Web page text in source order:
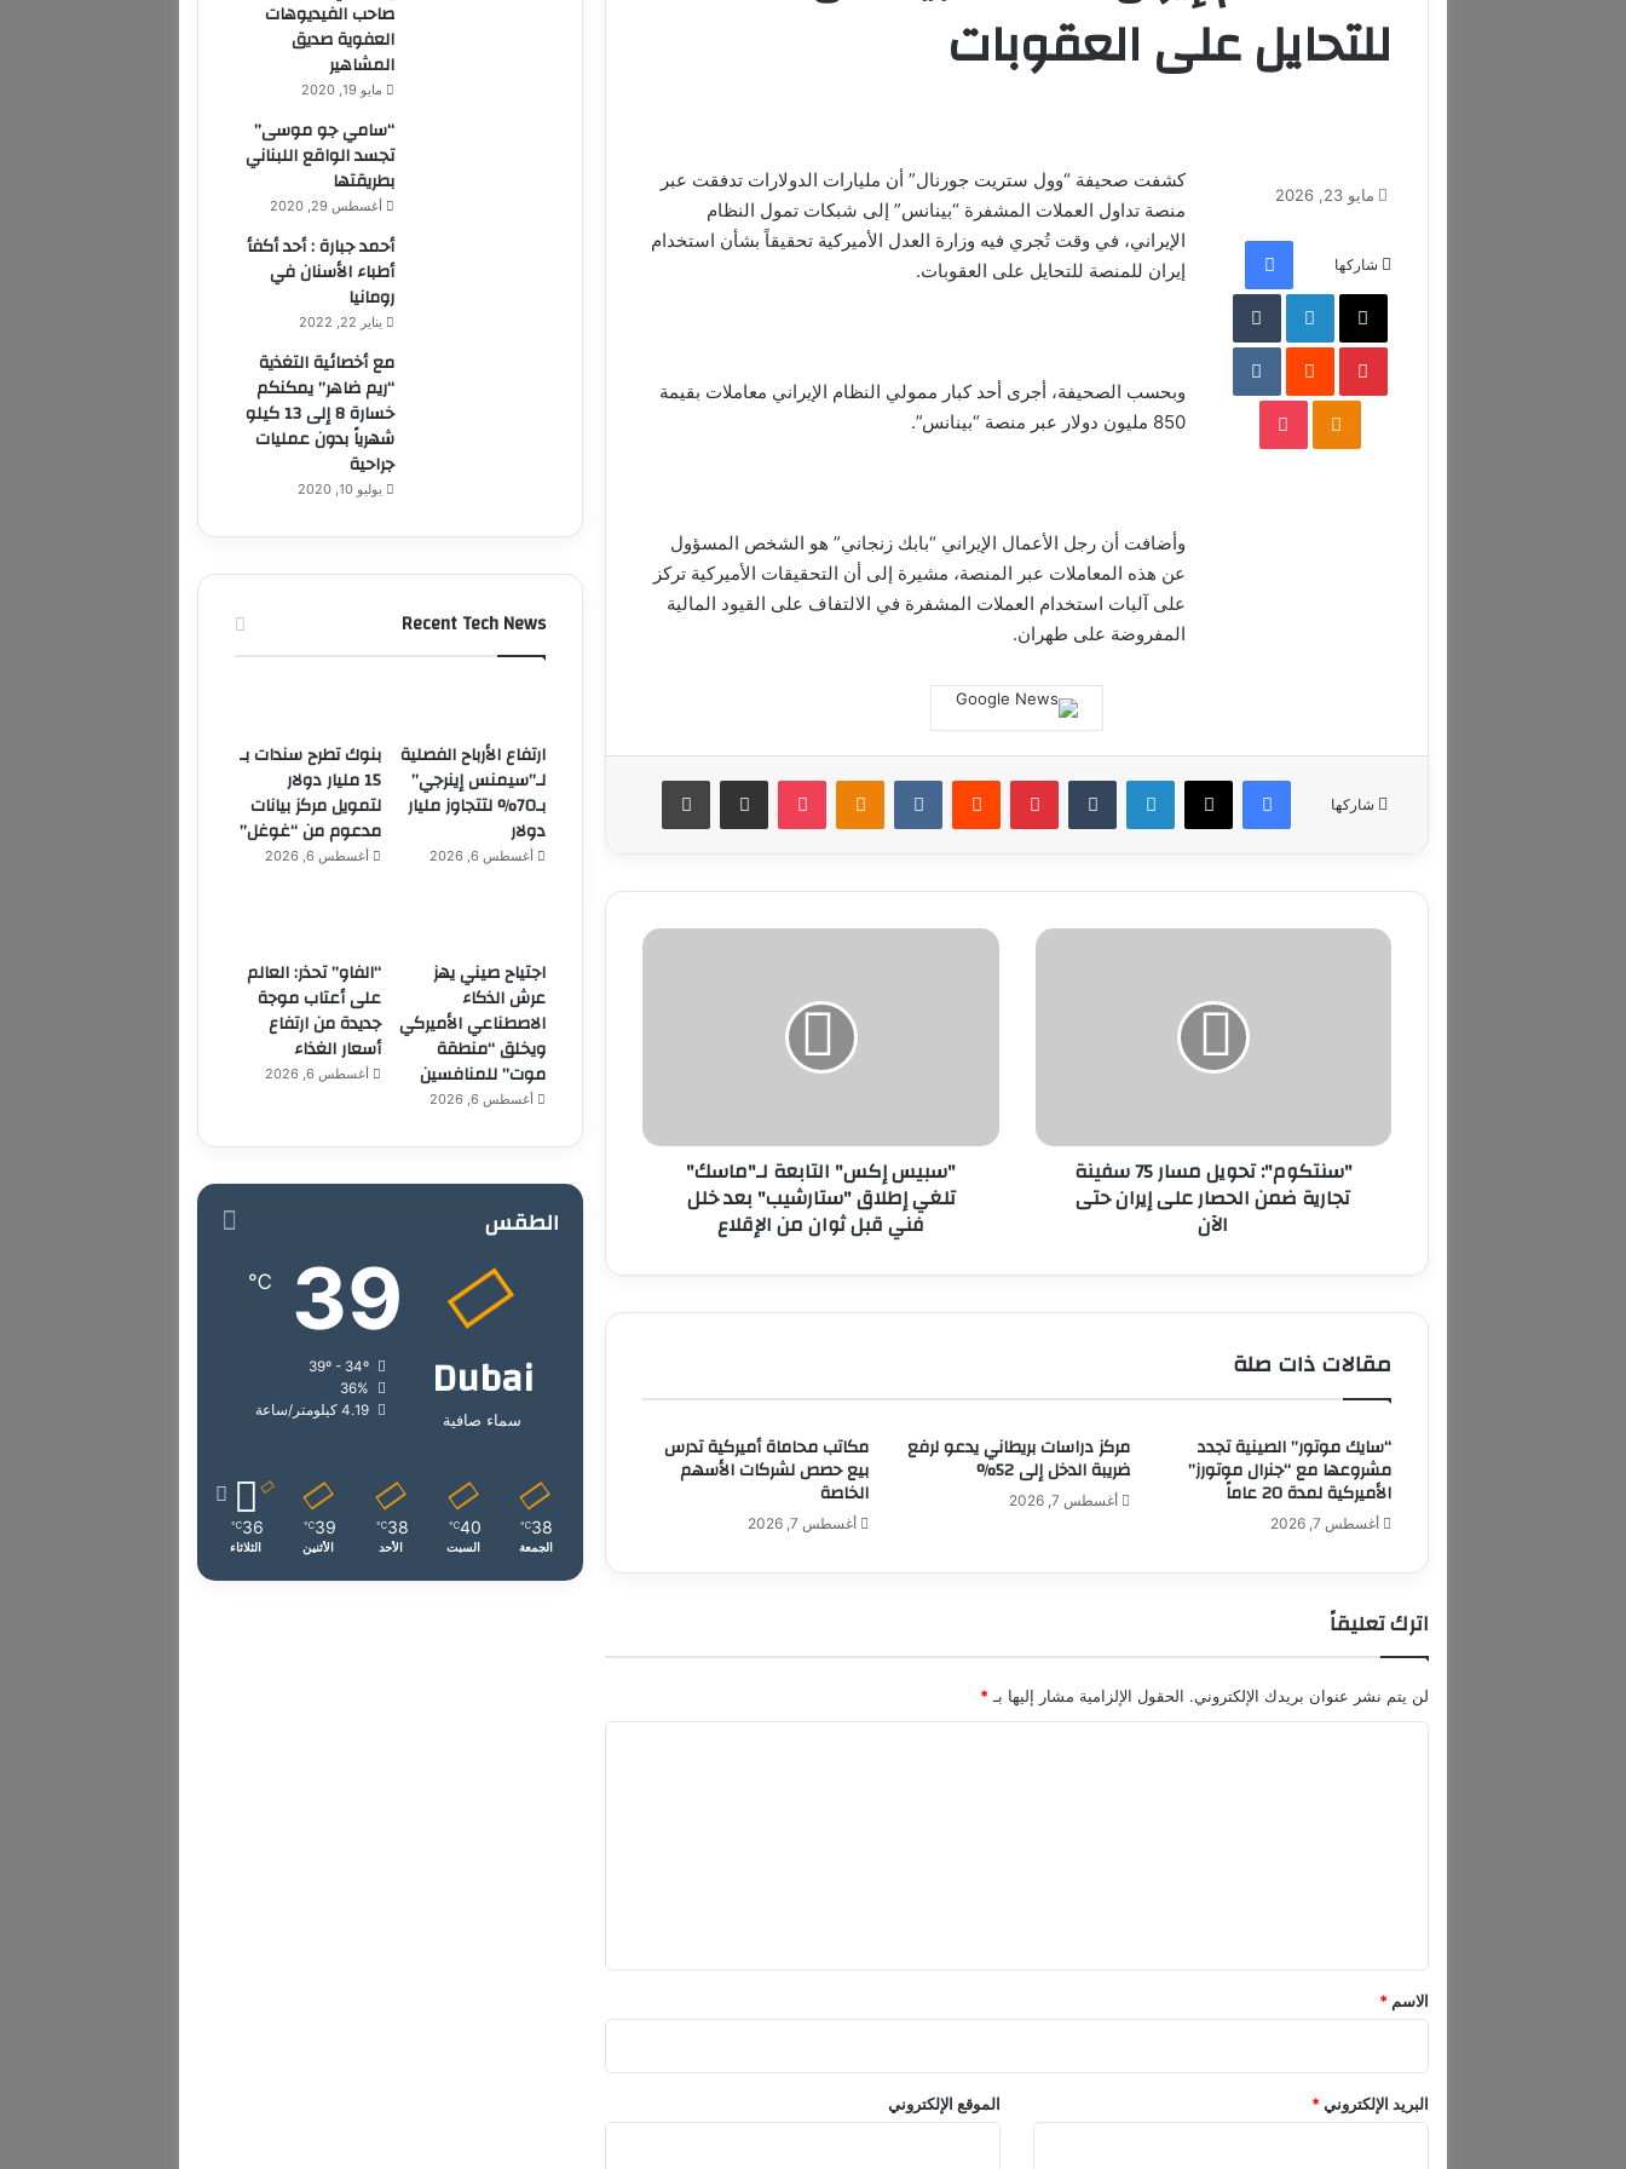
للتحايل على العقوبات
كشفت صحيفة “وول ستريت جورنال” أن مليارات الدولارات تدفقت عبر
منصة تداول العملات المشفرة “بينانس” إلى شبكات تمول النظام
الإيراني، في وقت تُجري فيه وزارة العدل الأميركية تحقيقاً بشأن استخدام
إيران للمنصة للتحايل على العقوبات.
وبحسب الصحيفة، أجرى أحد كبار ممولي النظام الإيراني معاملات بقيمة
850 مليون دولار عبر منصة “بينانس”.
وأضافت أن رجل الأعمال الإيراني “بابك زنجاني” هو الشخص المسؤول
عن هذه المعاملات عبر المنصة، مشيرة إلى أن التحقيقات الأميركية تركز
على آليات استخدام العملات المشفرة في الالتفاف على القيود المالية
المفروضة على طهران.
مايو 23, 2026
شاركها
فيسبوك
‫X لينكدإن ‏Tumblr
بينتيريست
‏Reddit
‏VKontakte
Odnoklassniki
‫Pocket
شاركها
فيسبوك ‫X لينكدإن ‏Tumblr بينتيريست
‏Reddit
‏VKontakte
Odnoklassniki
‫Pocket مشاركة عبر البريد طباعة
"سنتكوم":
على
"سنتكوم": تحويل مسار 75 سفينة
تجارية ضمن الحصار على إيران حتى
الآن
"سبيس
خلل
"سبيس إكس" التابعة لـ"ماسك"
تلغي إطلاق "ستارشيب" بعد خلل
فني قبل ثوان من الإقلاع
مقالات ذات صلة
“سايك موتور” الصينية تجدد
مشروعها مع “جنرال موتورز”
الأميركية لمدة 20 عاماً
أغسطس 7, 2026
مركز دراسات بريطاني يدعو لرفع
ضريبة الدخل إلى 52%
أغسطس 7, 2026
مكاتب محاماة أميركية تدرس
بيع حصص لشركات الأسهم
الخاصة
أغسطس 7, 2026
اترك تعليقاً
لن يتم نشر عنوان بريدك الإلكتروني. الحقول الإلزامية مشار إليها بـ *
*
الاسم *
البريد الإلكتروني* الموقع الإلكتروني
صاحب الفيديوهات
العفوية صديق
المشاهير
مايو 19, 2020
“سامي جو موسى”
تجسد الواقع اللبناني
بطريقتها
أغسطس 29, 2020
أحمد جبارة : أحد أكفأ
أطباء الأسنان في
رومانيا
يناير 22, 2022
مع أخصائية التغذية
“ريم ضاهر” يمكنكم
خسارة 8 إلى 13 كيلو
شهرياً بدون عمليات
جراحية
يوليو 10, 2020
Recent Tech News
ارتفاع الأرباح الفصلية
لـ”سيمنس إينرجي”
بـ70% لتتجاوز مليار
دولار
أغسطس 6, 2026
بنوك تطرح سندات بـ
15 مليار دولار
لتمويل مركز بيانات
مدعوم من “غوغل”
أغسطس 6, 2026
اجتياح صيني يهز
عرش الذكاء
الاصطناعي الأميركي
ويخلق “منطقة
موت” للمنافسين
أغسطس 6, 2026
“الفاو” تحذر: العالم
على أعتاب موجة
جديدة من ارتفاع
أسعار الغذاء
أغسطس 6, 2026
الطقس
Dubai
سماء صافية
39
℃
39º - 34º
36%
4.19 كيلومتر/ساعة
38
℃
الجمعة
40
℃
السبت
38
℃
الأحد
39
℃
الأثنين
36
℃
الثلاثاء